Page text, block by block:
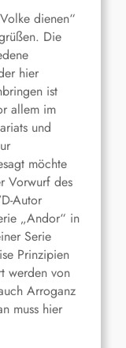
dienen“
Die
hier
ist
allem im
und
möchte
Vorwurf des
Autor
„Andor“ in
Serie
Prinzipien
werden von
Arroganz
muss hier